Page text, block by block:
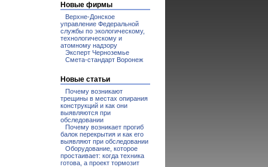
Новые фирмы
Верхне-Донское
управление Федеральной
службы по экологическому,
технологическому и
атомному надзору
Эксперт Черноземье
Смета-стандарт Воронеж
Новые статьи
Почему возникают
трещины в местах опирания
конструкций и как они
выявляются при
обследовании
Почему возникает прогиб
балок перекрытия и как его
выявляют при обследовании
Оборудование, которое
простаивает: когда техника
готова, а проект тормозит